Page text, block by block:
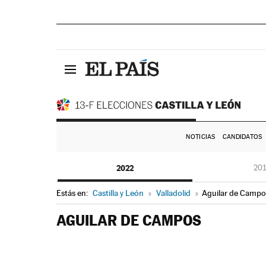
NOTICIAS CANDIDATOS
2022
Estás en: Castilla y León » Valladolid » Aguilar de
AGUILAR DE CAMPOS